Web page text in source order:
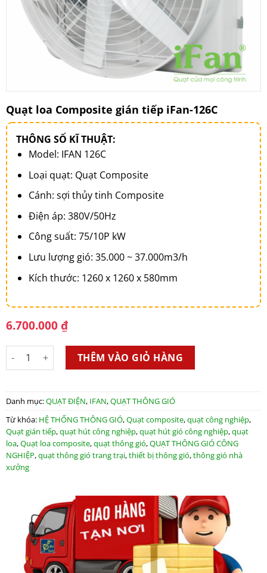
Quạt loa Composite gián tiếp iFan-126C
THÔNG SỐ KĨ THUẬT:
Model: IFAN 126C
Loại quạt: Quạt Composite
Cánh: sợi thủy tinh Composite
Điện áp: 380V/50Hz
Công suất: 75/10P kW
Lưu lượng gió: 35.000 ~ 37.000m3/h
Kích thước: 1260 x 1260 x 580mm
6.700.000₫
Quạt loa Composite gián tiếp iFan-126C số lượng
THÊM VÀO GIỎ HÀNG
Danh mục:QUẠT ĐIỆN, IFAN,QUẠT THÔNG GIÓ
Từ khóa: HỆ THỐNG THÔNG GIÓ,Quạt composite,quạt công nghiệp,
Quạt gián tiếp,quạt hút công nghiệp,quạt hút gió công nghiệp,quạt
loa,Quạt loa composite,quạt thông gió,QUẠT THÔNG GIÓ CÔNG
NGHIỆP,quạt thông gió trang trại,thiết bị thông gió,thông gió nhà
xưởng